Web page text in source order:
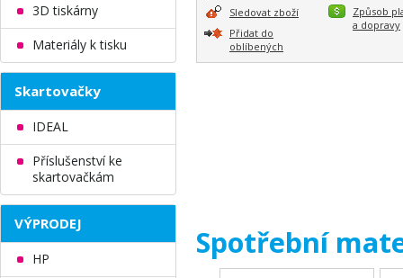
Sledovat zboží
Přidat do
oblíbených
Způsob
a dopravy
Spotřební
3D tiskárny
Materiály k tisku
Skartovačky
IDEAL
Příslušenství ke
skartovačkám
VÝPRODEJ
HP